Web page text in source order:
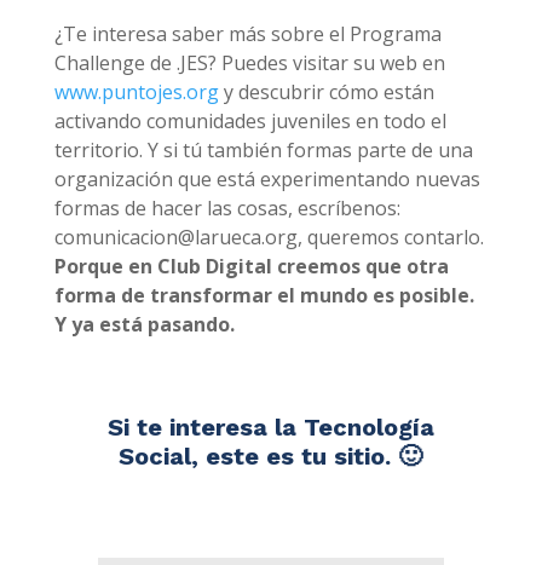
¿Te interesa saber más sobre el Programa
Challenge de .JES? Puedes visitar su web en
www.puntojes.orgy descubrir cómo están
activando comunidades juveniles en todo el
territorio. Y si tú también formas parte de una
organización que está experimentando nuevas
formas de hacer las cosas, escríbenos:
comunicacion@larueca.org, queremos contarlo.
Porque en Club Digital creemos que otra
forma de transformar el mundo es posible.
Y ya está pasando.
Si te interesa la Tecnología
Social, este es tu sitio. 🙂